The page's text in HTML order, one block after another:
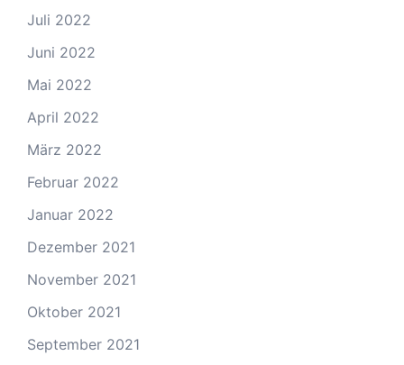
Juli 2022
Juni 2022
Mai 2022
April 2022
März 2022
Februar 2022
Januar 2022
Dezember 2021
November 2021
Oktober 2021
September 2021